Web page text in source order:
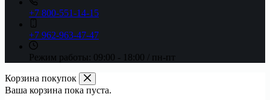
+7 800-551-14-15
+7 962-963-47-47
Режим работы: 09:00 - 18:00 / пн-пт
Корзина покупок
Ваша корзина пока пуста.